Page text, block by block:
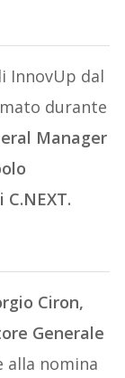
InnovUp dal
durante
Manager
Ciron,
Generale
alla nomina